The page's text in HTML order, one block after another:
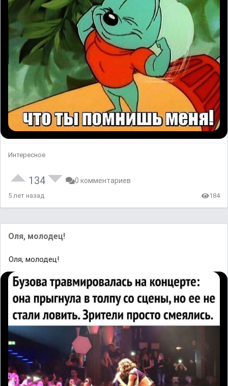
Интересное
134 0 комментариев
5 лет назад 184
Оля, молодец!
Оля, молодец!